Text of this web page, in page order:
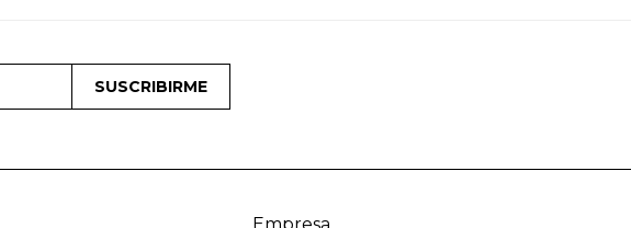
SUSCRIBIRME
Empresa